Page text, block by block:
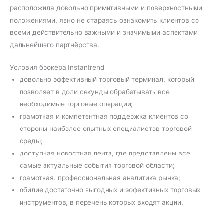
расположила довольно примитивными и поверхностными
положениями, явно не стараясь ознакомить клиентов со
всеми действительно важными и значимыми аспектами
дальнейшего партнёрства.
Условия брокера Instantrend
довольно эффективный торговый терминал, который
позволяет в доли секунды обрабатывать все
необходимые торговые операции;
грамотная и компетентная поддержка клиентов со
стороны наиболее опытных специалистов торговой
среды;
доступная новостная лента, где представлены все
самые актуальные события торговой области;
грамотная. профессиональная аналитика рынка;
обилие достаточно выгодных и эффективных торговых
инструментов, в перечень которых входят акции,